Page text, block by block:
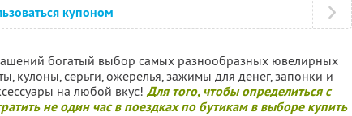
купоном
богатый выбор самых разнообразных ювелирных
кулоны, серьги, ожерелья, зажимы для денег, запонки и
на любой вкус! Для того, чтобы определиться с
не один час в поездках по бутикам в выборе купить